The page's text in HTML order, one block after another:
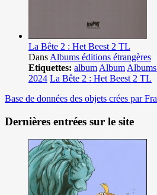
La Bête 2 : Het Beest 2 TL
Dans Albums éditions étrangères
Etiquettes: album Album
2024 La Bête 2 : Het Beest 2 TL
Base de données des objets crées par
Dernières entrées sur le site